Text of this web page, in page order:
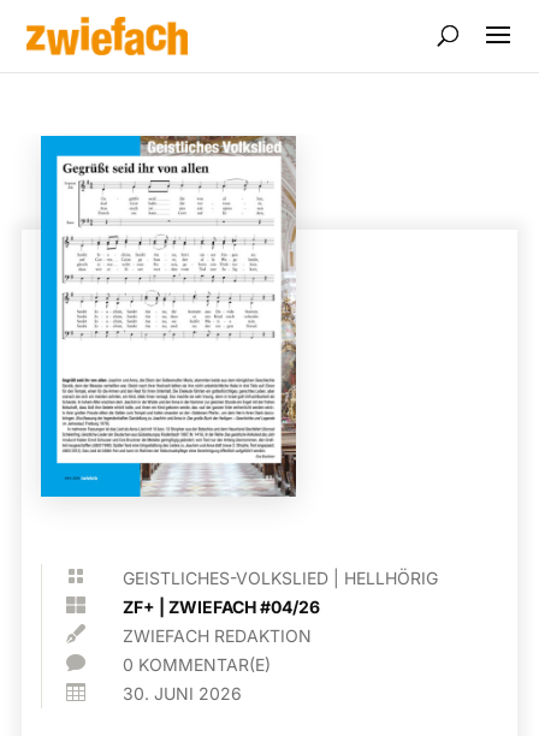
 GEISTLICHES-VOLKSLIED HELLHÖRIG
 ZF+ |ZWIEFACH #04/26
 ZWIEFACH REDAKTION
 0 KOMMENTAR(E)
 30. JUNI 2026